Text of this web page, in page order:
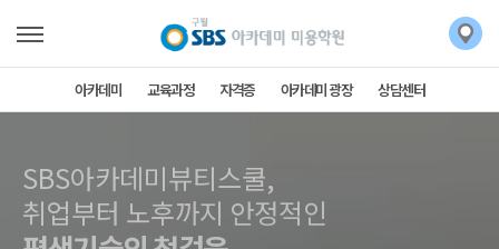
아카데미 교육과정 자격증 아카데미 광장 상담센터
SBS아카데미뷰티스쿨,
취업부터 노후까지 안정적인
SBS아카데미뷰티스쿨,